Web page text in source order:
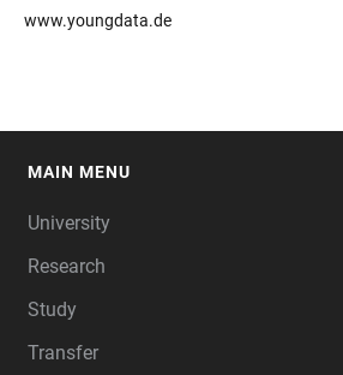
www.youngdata.de
MAIN MENU
University
Research
Study
Transfer